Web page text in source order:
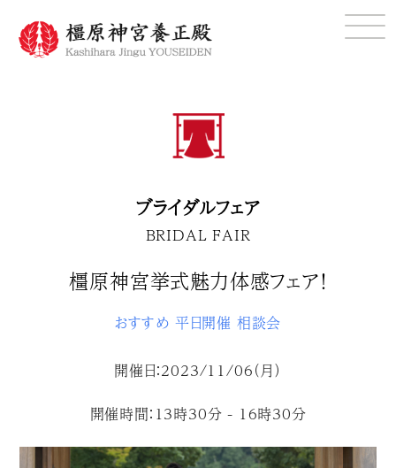
ブライダルフェア
BRIDAL FAIR
橿原神宮挙式魅力体感フェア！
おすすめ 平日開催 相談会
開催日：2023/11/06（月）
開催時間：13時30分 - 16時30分